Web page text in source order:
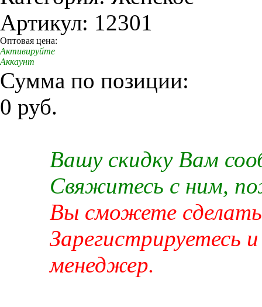
Артикул: 12301
Оптовая цена:
Активируйте
Аккаунт
Сумма по позиции:
0 руб.
Вашу скидку Вам
Свяжитесь с ним,
Вы сможете сделать
Зарегистрируетесь
менеджер.